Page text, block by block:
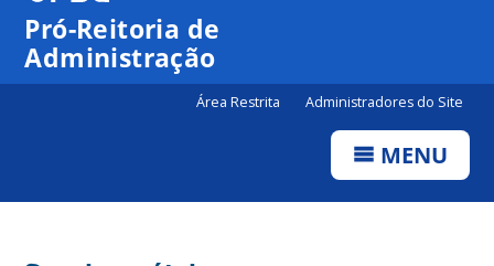
Pró-Reitoria de
Administração
Área Restrita Administradores do Site
MENU